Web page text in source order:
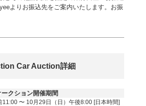
よりお振込先をご案内いたします。お振
Car Auction詳細
ークション開催期間
〜 10月29日（日）午後8:00 [日本時間]